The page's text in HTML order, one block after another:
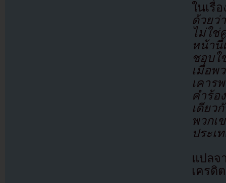
ในเรื่
ด้วย
ไม่ใช่
หน้านี้
ชอบใ
เมื่อพ
เคาร
คำร้อ
เดียว
พวกเ
ประเ
แปล
เครดิ